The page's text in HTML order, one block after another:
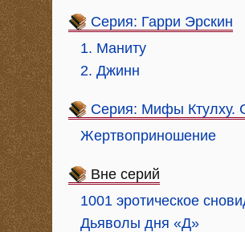
Серия: Гарри Эрскин
1. Маниту
2. Джинн
Серия: Мифы Ктулху.
Жертвоприношение
Вне серий
1001 эротическое
Дьяволы дня «Д»